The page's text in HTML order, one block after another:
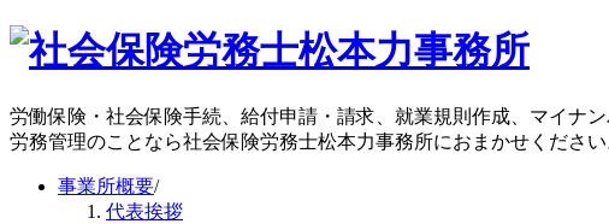
労働保険・社会保険手続、給付申請・請求、就業規則作成、マイナ
労務管理のことなら社会保険労務士松本力事務所におまかせください
事業所概要/
代表挨拶